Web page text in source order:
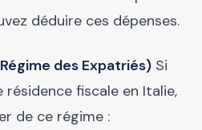
déduire ces dépenses.
des Expatriés) Si
fiscale en Italie,
de ce régime :